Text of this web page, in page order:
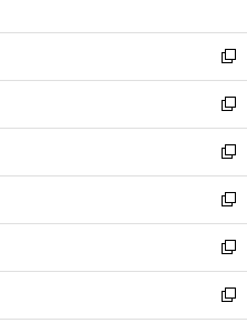
開
く
ウ
で
開
く
ン
ド
ウ
で
開
く
ウ
ィ
ン
ド
ウ
で
開
く
新
し
い
ウ
ィ
ン
ド
ウ
で
開
く
新
し
い
ウ
ィ
ン
ド
ウ
で
開
新
し
い
ウ
ィ
ン
ド
ウ
新
し
い
ウ
ィ
ン
新
し
い
ウ
新
し